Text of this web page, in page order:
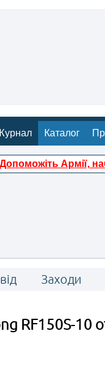
Каталог
Допоможіть Армії,
Заходи
RF150S-10